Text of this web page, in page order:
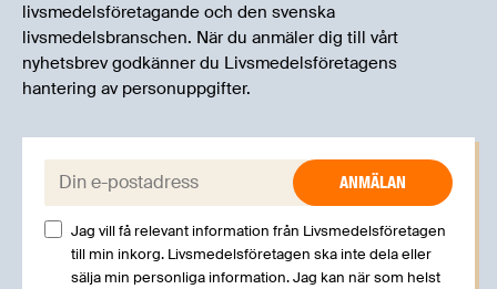
livsmedelsföretagande och den svenska
livsmedelsbranschen. När du anmäler dig till vårt
nyhetsbrev godkänner du Livsmedelsföretagens
hantering av personuppgifter.
E-post:
Jag vill få relevant information från Livsmedelsföretagen
till min inkorg. Livsmedelsföretagen ska inte dela eller
sälja min personliga information. Jag kan när som helst